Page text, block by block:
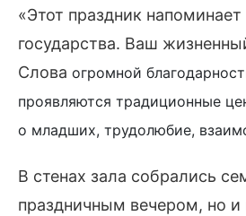
«Этот праздник
государства. Ваш
Слова огромной
проявляются традиционные
о младших, трудолюбие,
В стенах зала собрались
праздничным вечером, но